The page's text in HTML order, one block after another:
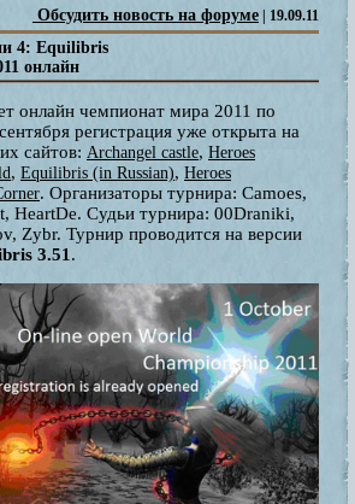
Обсудить новость на форуме | 19.09.11
4: Equilibris
онлайн
онлайн чемпионат мира 2011 по
регистрация уже открыта на
сайтов: Archangel castle, Heroes
, Equilibris (in Russian), Heroes
. Организаторы турнира: Camoes,
HeartDe. Судьи турнира: 00Draniki,
Zybr. Турнир проводится на версии
3.51.